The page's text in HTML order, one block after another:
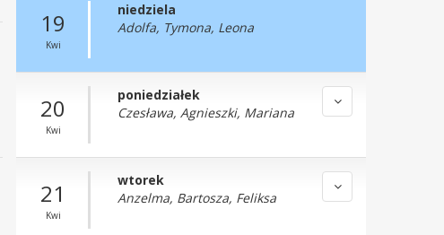
19
Kwi
niedziela
Adolfa, Tymona, Leona
20
Kwi
poniedziałek
Czesława, Agnieszki, Mariana
21
Kwi
wtorek
Anzelma, Bartosza, Feliksa